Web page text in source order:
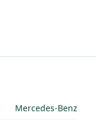
Mercedes-Benz